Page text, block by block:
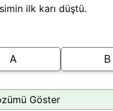
ilk karı düştü.
A B
Göster